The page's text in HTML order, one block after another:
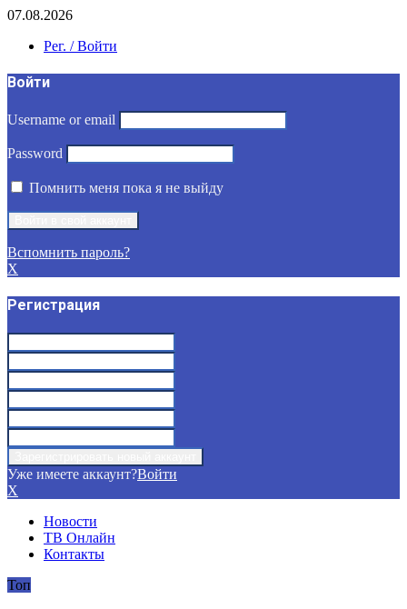
07.08.2026
Рег. / Войти
Войти
Username or email
Password
Помнить меня пока я не выйду
Вспомнить пароль?
X
Регистрация
Уже имеете аккаунт?Войти
X
Новости
ТВ Онлайн
Контакты
Топ